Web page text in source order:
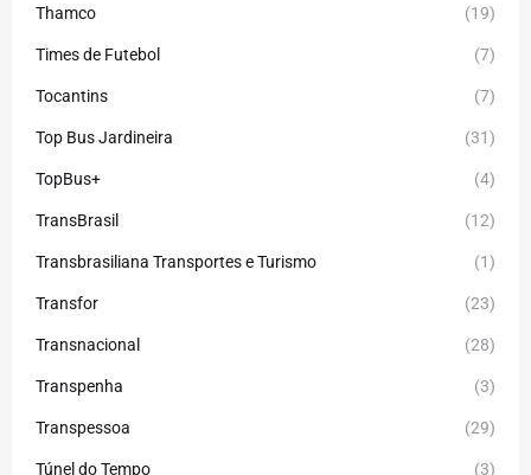
Thamco (19)
Times de Futebol (7)
Tocantins (7)
Top Bus Jardineira (31)
TopBus+ (4)
TransBrasil (12)
Transbrasiliana Transportes e Turismo (1)
Transfor (23)
Transnacional (28)
Transpenha (3)
Transpessoa (29)
Túnel do Tempo (3)